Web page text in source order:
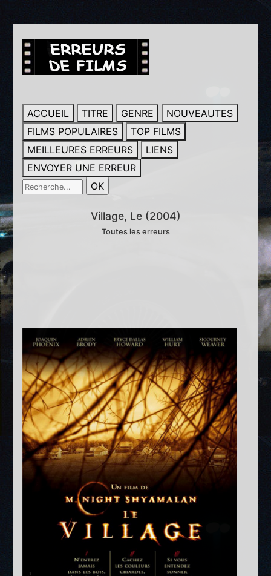
ACCUEIL TITRE GENRE
NOUVEAUTES
FILMS POPULAIRES
TOP FILMS
MEILLEURES ERREURS
LIENS
ENVOYER UNE ERREUR
Village, Le (2004)
Toutes les erreurs